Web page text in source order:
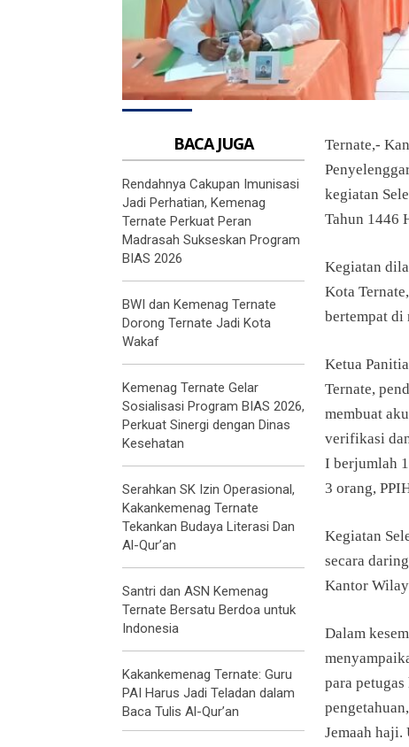
BACA JUGA
Rendahnya Cakupan Imunisasi
Jadi Perhatian, Kemenag
Ternate Perkuat Peran
Madrasah Sukseskan Program
BIAS 2026
BWI dan Kemenag Ternate
Dorong Ternate Jadi Kota
Wakaf
Kemenag Ternate Gelar
Sosialisasi Program BIAS 2026,
Perkuat Sinergi dengan Dinas
Kesehatan
Serahkan SK Izin Operasional,
Kakankemenag Ternate
Tekankan Budaya Literasi Dan
Al-Qur’an
Santri dan ASN Kemenag
Ternate Bersatu Berdoa untuk
Indonesia
Kakankemenag Ternate: Guru
PAI Harus Jadi Teladan dalam
Baca Tulis Al-Qur’an
Ternate,-
kegiatan
Tahun 1446
Kegiatan
Kota
bertempat di
Ketua
Ternate,
membuat
verifikasi
I berjumlah
3 orang,
Kegiatan
secara
Kantor
Dalam
para
Jemaah haji.